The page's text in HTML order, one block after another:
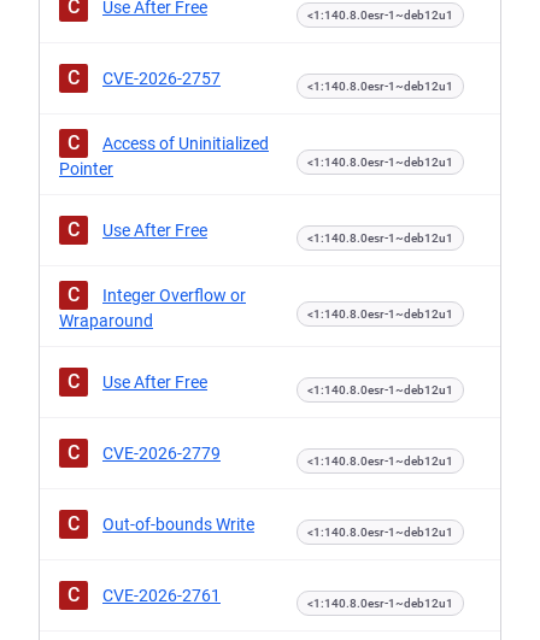
C Use After Free <1:140.8.0esr-1~deb12u1
C CVE-2026-2757 <1:140.8.0esr-1~deb12u1
C
Access of Uninitialized
Pointer
<1:140.8.0esr-1~deb12u1
C Use After Free <1:140.8.0esr-1~deb12u1
C
Integer Overflow or
Wraparound
<1:140.8.0esr-1~deb12u1
C Use After Free <1:140.8.0esr-1~deb12u1
C CVE-2026-2779 <1:140.8.0esr-1~deb12u1
C Out-of-bounds Write <1:140.8.0esr-1~deb12u1
C CVE-2026-2761 <1:140.8.0esr-1~deb12u1